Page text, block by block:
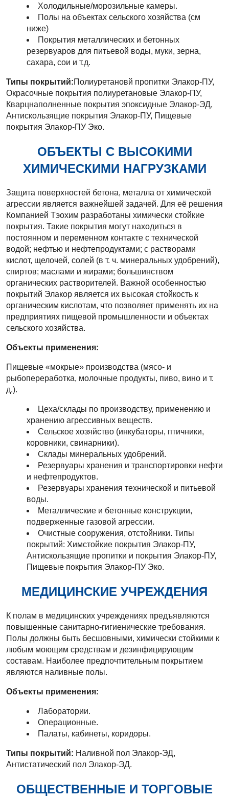
Холодильные/морозильные камеры.
Полы на объектах сельского хозяйства (см
ниже)
Покрытия металлических и бетонных
резервуаров для питьевой воды, муки, зерна,
сахара, сои и т.д.
Типы покрытий:Полиуретановй пропитки Элакор-ПУ,
Окрасочные покрытия полиуретановые Элакор-ПУ,
Кварцнаполненные покрытия эпоксидные Элакор-ЭД,
Антискользящие покрытия Элакор-ПУ, Пищевые
покрытия Элакор-ПУ Эко.
ОБЪЕКТЫ С ВЫСОКИМИ
ХИМИЧЕСКИМИ НАГРУЗКАМИ
Защита поверхностей бетона, металла от химической
агрессии является важнейшей задачей. Для её решения
Компанией Тэохим разработаны химически стойкие
покрытия. Такие покрытия могут находиться в
постоянном и переменном контакте с технической
водой; нефтью и нефтепродуктами; с растворами
кислот, щелочей, солей (в т. ч. минеральных удобрений),
спиртов; маслами и жирами; большинством
органических растворителей. Важной особенностью
покрытий Элакор является их высокая стойкость к
органическим кислотам, что позволяет применять их на
предприятиях пищевой промышленности и объектах
сельского хозяйства.
Объекты применения:
Пищевые «мокрые» производства (мясо- и
рыбопереработка, молочные продукты, пиво, вино и т.
д.).
Цеха/склады по производству, применению и
хранению агрессивных веществ.
Сельское хозяйство (инкубаторы, птичники,
коровники, свинарники).
Склады минеральных удобрений.
Резервуары хранения и транспортировки нефти
и нефтепродуктов.
Резервуары хранения технической и питьевой
воды.
Металлические и бетонные конструкции,
подверженные газовой агрессии.
Очистные сооружения, отстойники. Типы
покрытий: Химстойкие покрытия Элакор-ПУ,
Антискользящие пропитки и покрытия Элакор-ПУ,
Пищевые покрытия Элакор-ПУ Эко.
МЕДИЦИНСКИЕ УЧРЕЖДЕНИЯ
К полам в медицинских учреждениях предъявляются
повышенные санитарно-гигиенические требования.
Полы должны быть бесшовными, химически стойкими к
любым моющим средствам и дезинфицирующим
составам. Наиболее предпочтительным покрытием
являются наливные полы.
Объекты применения:
Лаборатории.
Операционные.
Палаты, кабинеты, коридоры.
Типы покрытий: Наливной пол Элакор-ЭД,
Антистатический пол Элакор-ЭД.
ОБЩЕСТВЕННЫЕ И ТОРГОВЫЕ